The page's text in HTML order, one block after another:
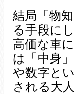
結局「物
る手段に
高価な車
は「中身
や数字と
される大